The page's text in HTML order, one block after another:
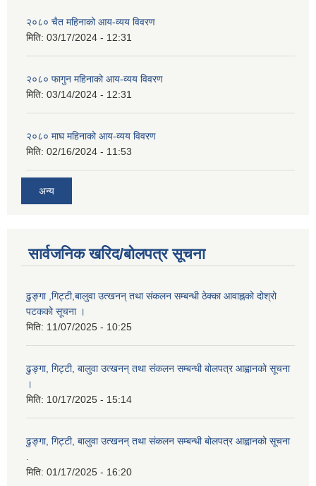
२०८० चैत महिनाको आय-व्यय विवरण
मिति: 03/17/2024 - 12:31
२०८० फागुन महिनाको आय-व्यय विवरण
मिति: 03/14/2024 - 12:31
२०८० माघ महिनाको आय-व्यय विवरण
मिति: 02/16/2024 - 11:53
अन्य
सार्वजनिक खरिद/बोलपत्र सूचना
ढुङ्गा ,गिट्टी,बालुवा उत्खनन् तथा संकलन सम्बन्धी ठेक्का आवाह्नको दोश्रो
पटकको सूचना ।
मिति: 11/07/2025 - 10:25
ढुङ्गा, गिट्टी, बालुवा उत्खनन् तथा संकलन सम्बन्धी बोलपत्र आह्वानको सूचना
।
मिति: 10/17/2025 - 15:14
ढुङ्गा, गिट्टी, बालुवा उत्खनन् तथा संकलन सम्बन्धी बोलपत्र आह्वानको सूचना
.
मिति: 01/17/2025 - 16:20